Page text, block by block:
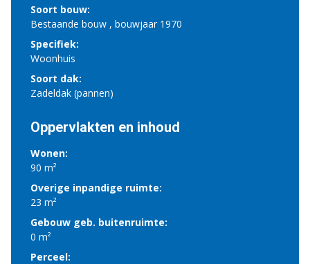
Soort bouw:
Bestaande bouw , bouwjaar 1970
Specifiek:
Woonhuis
Soort dak:
Zadeldak (pannen)
Oppervlakten en inhoud
Wonen:
90 m²
Overige inpandige ruimte:
23 m²
Gebouw geb. buitenruimte:
0 m²
Perceel: